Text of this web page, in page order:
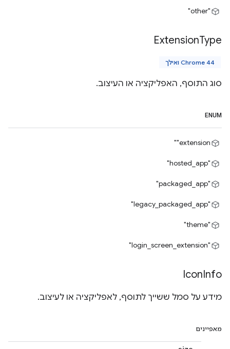
"other"
ExtensionType
Chrome 44 ואילך
סוג התוסף, האפליקציה או העיצוב.
ENUM
‎"extension"
"hosted_app"
"packaged_app"
"legacy_packaged_app"
"theme"
"login_screen_extension"
IconInfo
מידע על סמל ששייך לתוסף, לאפליקציה או לעיצוב.
מאפיינים